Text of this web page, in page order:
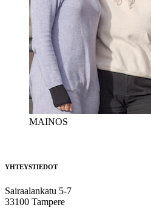
MAINOS
YHTEYSTIEDOT
Sairaalankatu 5-7
33100 Tampere